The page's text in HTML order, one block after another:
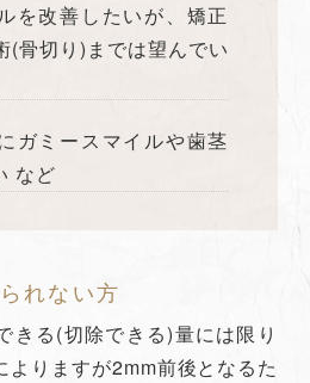
を改善したいが、矯正
(骨切り)までは望んでい
ガミースマイルや歯茎
など
れない方
きる(切除できる)量には限り
よりますが2mm前後となるた